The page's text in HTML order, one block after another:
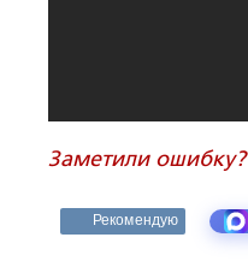
Заметили
Рекомендую